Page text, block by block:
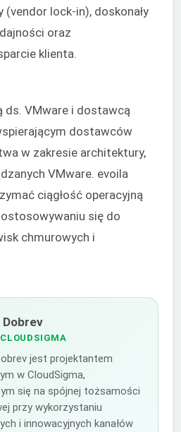
lock-in), doskonały
oraz
klienta.
ds. VMware i dostawcą
dostawców
w zakresie architektury,
VMware. evoila
ciągłość operacyjną
się do
chmurowych i
Dobrev
CLOUDSIGMA
jest projektantem
w CloudSigma,
się na spójnej tożsamości
przy wykorzystaniu
i innowacyjnych kanałów